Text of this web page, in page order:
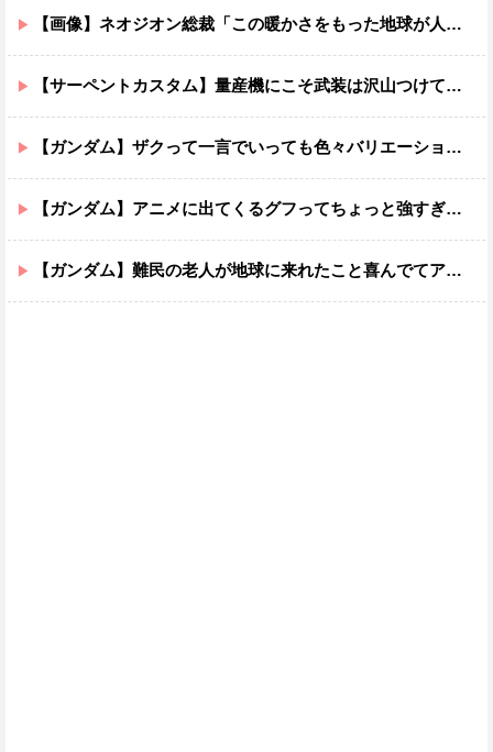
【画像】ネオジオン総裁「この暖かさをもった地球が人間さえ破壊するんだ（汗だく）」
【サーペントカスタム】量産機にこそ武装は沢山つけてほしいよね
【ガンダム】ザクって一言でいっても色々バリエーションがあるよね
【ガンダム】アニメに出てくるグフってちょっと強すぎじゃない？
【ガンダム】難民の老人が地球に来れたこと喜んでてアレ？連邦もやってることヤバくない？ってなる